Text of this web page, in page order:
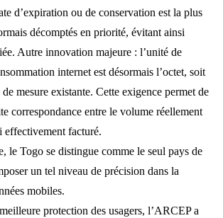
d’expiration ou de conservation est la plus
décomptés en priorité, évitant ainsi
Autre innovation majeure : l’unité de
internet est désormais l’octet, soit
mesure existante. Cette exigence permet de
correspondance entre le volume réellement
effectivement facturé.
le Togo se distingue comme le seul pays de
un tel niveau de précision dans la
mobiles.
protection des usagers, l’ARCEP a